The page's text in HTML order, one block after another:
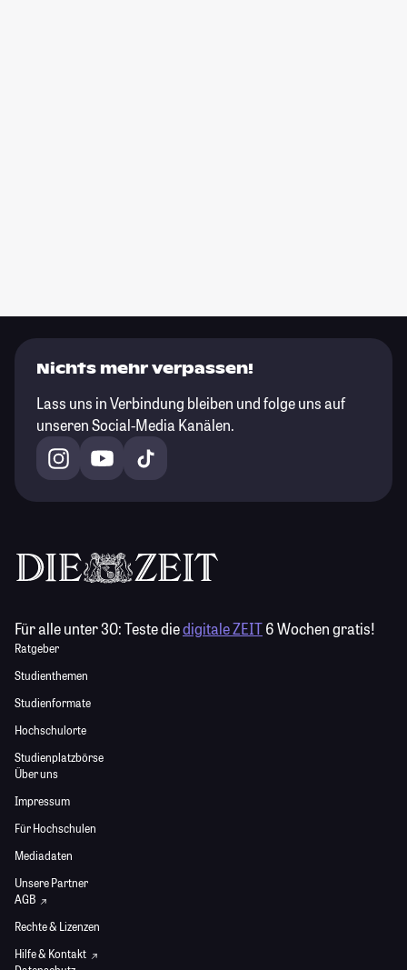
Nichts mehr verpassen!
Lass uns in Verbindung bleiben und folge uns auf
unseren Social-Media Kanälen.
Für alle unter 30:Teste diedigitale ZEIT6 Wochen gratis!
Ratgeber
Studienthemen
Studienformate
Hochschulorte
Studienplatzbörse
Über uns
Impressum
Für Hochschulen
Mediadaten
Unsere Partner
AGB
Rechte & Lizenzen
Hilfe & Kontakt